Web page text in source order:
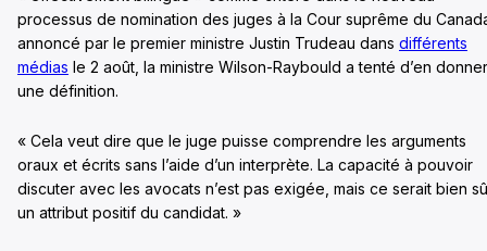
processus de nomination des juges à la Cour suprême du
annoncé par le premier ministre Justin Trudeau dans différents
médias le 2 août, la ministre Wilson-Raybould a tenté d’en donner
une définition.
« Cela veut dire que le juge puisse comprendre les arguments
oraux et écrits sans l’aide d’un interprète. La capacité à pouvoir
discuter avec les avocats n’est pas exigée, mais ce serait bien
un attribut positif du candidat. »